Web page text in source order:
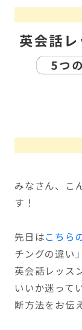
みなさん、こ
す！
先日はこちら
チングの違い
英会話レッス
いいか迷って
断方法をお伝